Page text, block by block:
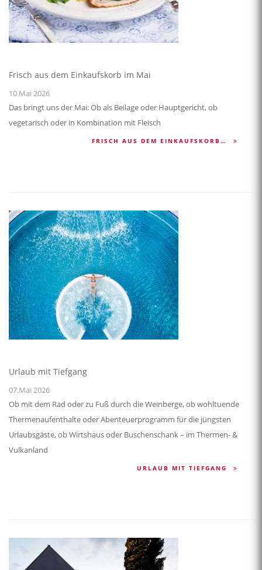
Frisch aus dem Einkaufskorb im Mai
10.Mai 2026
Das bringt uns der Mai: Ob als Beilage oder Hauptgericht, ob
vegetarisch oder in Kombination mit Fleisch
FRISCH AUS DEM EINKAUFSKORB…
Urlaub mit Tiefgang
07.Mai 2026
Ob mit dem Rad oder zu Fuß durch die Weinberge, ob wohltuende
Thermenaufenthalte oder Abenteuerprogramm für die jüngsten
Urlaubsgäste, ob Wirtshaus oder Buschenschank – im Thermen- &
Vulkanland
URLAUB MIT TIEFGANG